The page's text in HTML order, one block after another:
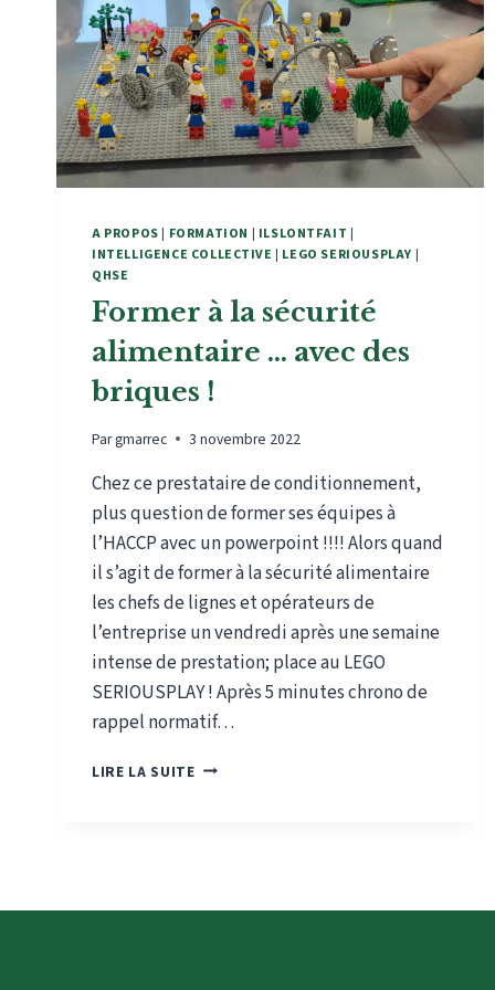
A PROPOS | FORMATION | ILSLONTFAIT |
INTELLIGENCE COLLECTIVE | LEGO SERIOUSPLAY |
QHSE
Former à la sécurité
alimentaire … avec des
briques !
Pargmarrec 3 novembre 2022
Chez ce prestataire de conditionnement,
plus question de former ses équipes à
l’HACCP avec un powerpoint !!!! Alors quand
il s’agit de former à la sécurité alimentaire
les chefs de lignes et opérateurs de
l’entreprise un vendredi après une semaine
intense de prestation; place au LEGO
SERIOUSPLAY ! Après 5 minutes chrono de
rappel normatif…
LIRE LA SUITEFORMER
AVEC